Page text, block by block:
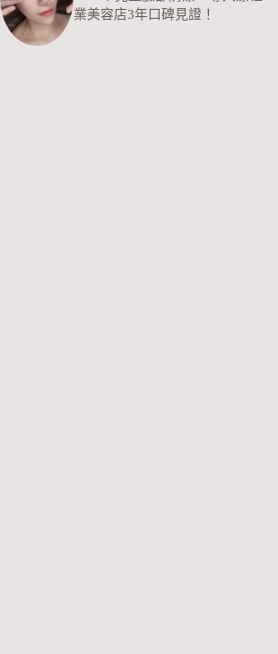
業美容店3年口碑見證！